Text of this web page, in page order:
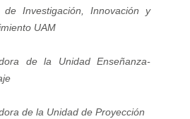
de Investigación, Innovación y
UAM
de la Unidad Enseñanza-
de la Unidad de Proyección